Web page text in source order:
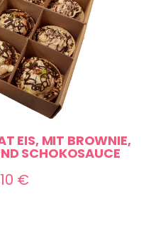
EIS, MIT BROWNIE,
SCHOKOSAUCE
€